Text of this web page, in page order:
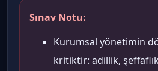
Sınav Notu:
Kurumsal yönetimin
kritiktir: adillik,